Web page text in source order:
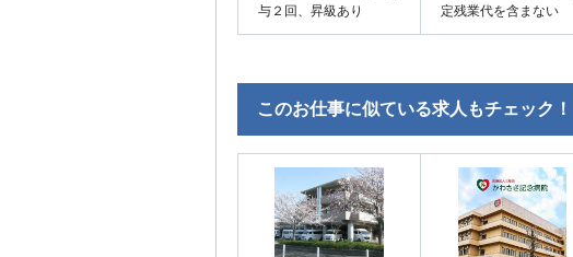
与２回、昇級あり
定残業代を含まない
このお仕事に似ている求人もチェック！